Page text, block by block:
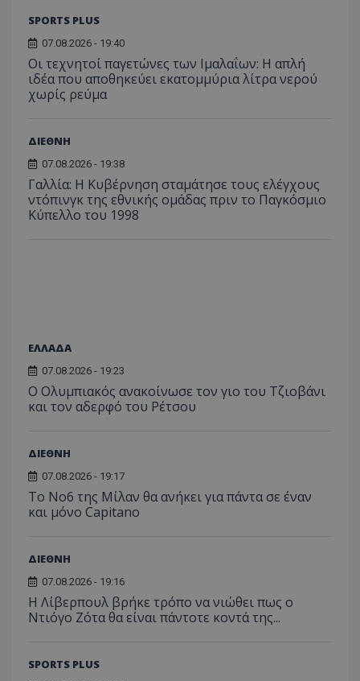
SPORTS PLUS
07.08.2026 - 19:40
Οι τεχνητοί παγετώνες των Ιμαλαΐων: Η απλή
ιδέα που αποθηκεύει εκατομμύρια λίτρα νερού
χωρίς ρεύμα
ΔΙΕΘΝΗ
07.08.2026 - 19:38
Γαλλία: Η Κυβέρνηση σταμάτησε τους ελέγχους
ντόπινγκ της εθνικής ομάδας πριν το Παγκόσμιο
Κύπελλο του 1998
ΕΛΛΑΔΑ
07.08.2026 - 19:23
Ο Ολυμπιακός ανακοίνωσε τον γιο του Τζιοβάνι
και τον αδερφό του Ρέτσου
ΔΙΕΘΝΗ
07.08.2026 - 19:17
Το No6 της Μίλαν θα ανήκει για πάντα σε έναν
και μόνο Capitano
ΔΙΕΘΝΗ
07.08.2026 - 19:16
Η Λίβερπουλ βρήκε τρόπο να νιώθει πως ο
Ντιόγο Ζότα θα είναι πάντοτε κοντά της...
SPORTS PLUS